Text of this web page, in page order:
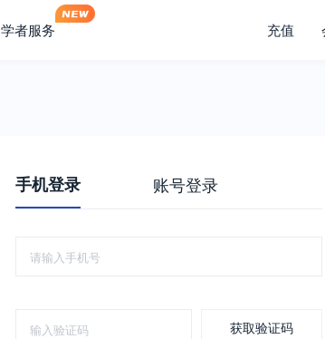
学者服务 充值
手机登录 账号登录
获取验证码